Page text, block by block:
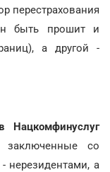
перестрахования
быть прошит и
а другой -
Нацкомфинуслуг
заключенные со
нерезидентами, а